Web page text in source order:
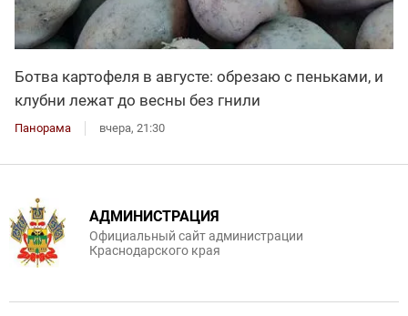
Ботва картофеля в августе: обрезаю с пеньками, и
клубни лежат до весны без гнили
Панорама вчера, 21:30
АДМИНИСТРАЦИЯ
Официальный сайт администрации
Краснодарского края